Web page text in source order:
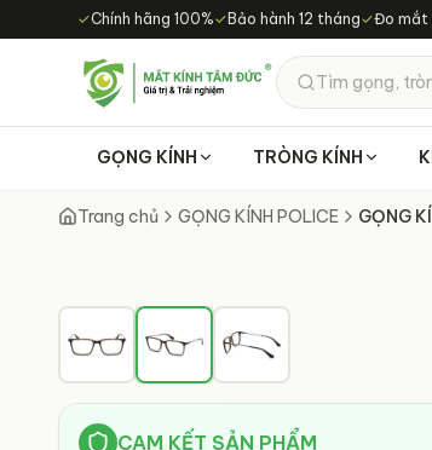
Chuyển đến nội dung chính
✓Chính hãng 100%✓ Bảo hành 12 tháng✓Đo mắt
Tìm gọng,
GỌNG KÍNH TRÒNG KÍNH
Trang chủ GỌNG KÍNH POLICE GỌNG
CAM KẾT SẢN PHẨM